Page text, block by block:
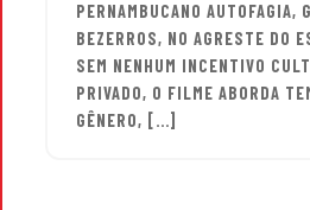
PERNAMBUCANO AUTOFAGIA,
BEZERROS, NO AGRESTE DO
SEM NENHUM INCENTIVO
PRIVADO, O FILME ABORDA
GÊNERO, […]